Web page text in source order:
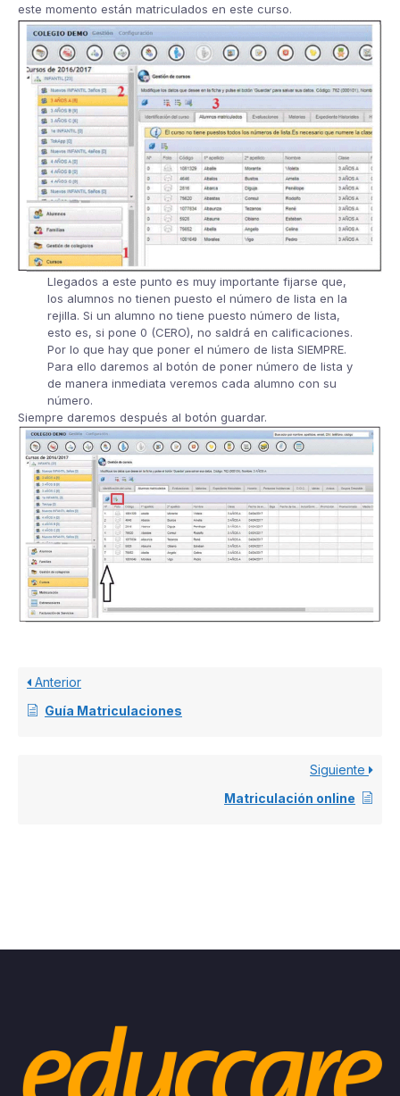
este momento están matriculados en este curso.
Llegados a este punto es muy importante fijarse que,
los alumnos no tienen puesto el número de lista en la
rejilla. Si un alumno no tiene puesto número de lista,
esto es, si pone 0 (CERO), no saldrá en calificaciones.
Por lo que hay que poner el número de lista SIEMPRE.
Para ello daremos al botón de poner número de lista y
de manera inmediata veremos cada alumno con su
número.
Siempre daremos después al botón guardar.
Anterior
Guía Matriculaciones
Siguiente
Matriculación online